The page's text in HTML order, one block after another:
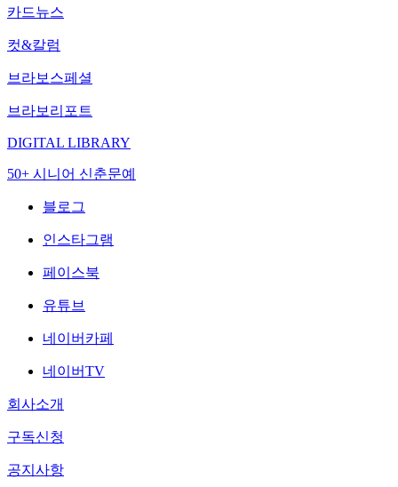
카드뉴스
컷&칼럼
브라보스페셜
브라보리포트
DIGITAL LIBRARY
50+ 시니어 신춘문예
블로그
인스타그램
페이스북
유튜브
네이버카페
네이버TV
회사소개
구독신청
공지사항